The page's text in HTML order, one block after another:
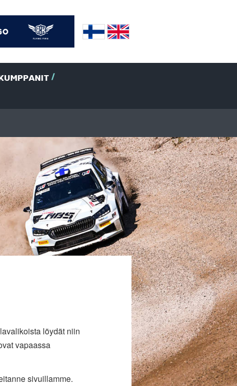
KUMPPANIT
löydät niin
vapaassa
sivuillamme.